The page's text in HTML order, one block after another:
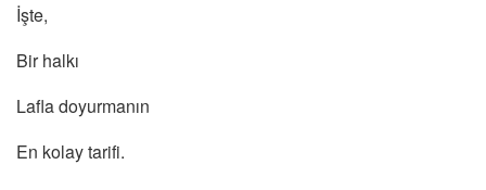
İşte,
Bir halkı
Lafla doyurmanın
En kolay tarifi.